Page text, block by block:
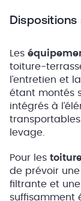
Les
toiture-
l’entretien et
étant montés
intégrés à
levage.
Pour les
de prévoir
filtrante et
suffisamment